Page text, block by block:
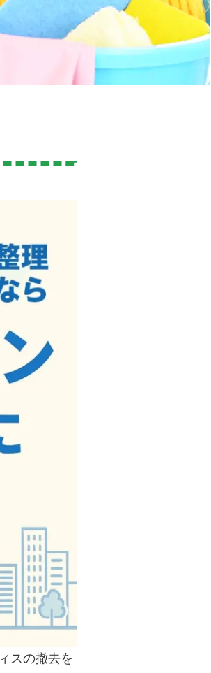
スの撤去を